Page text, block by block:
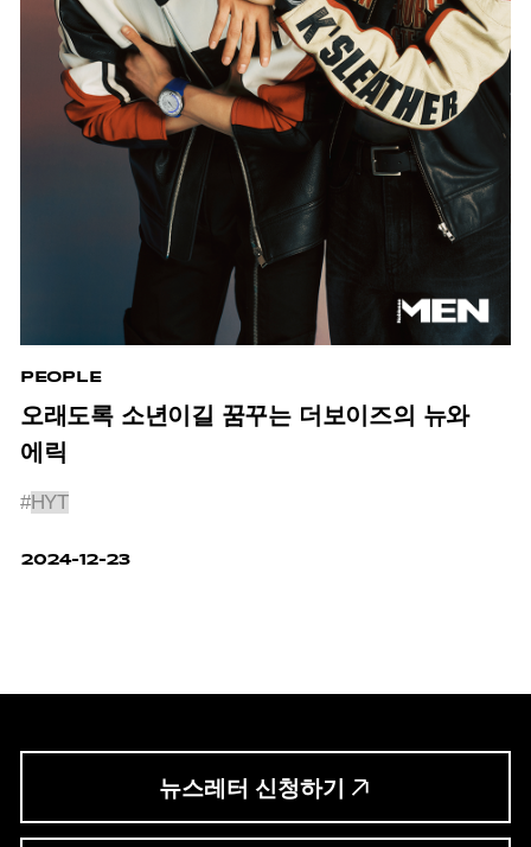
PEOPLE
오래도록 소년이길 꿈꾸는 더보이즈의 뉴와
에릭
#HYT
2024-12-23
뉴스레터 신청하기